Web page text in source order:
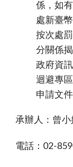
係，如
處新臺
按次處
分關係
政府資
迴避專
申請文
承辦人：曾小
電話：02-